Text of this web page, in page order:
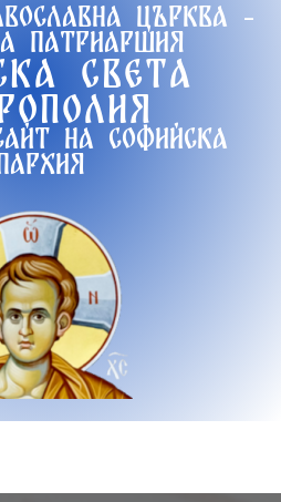
църква -
патриаршия
света
на софийска